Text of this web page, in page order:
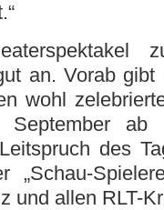
an. Vorab
wohl
ab
des
„Schau-
und allen RLT-